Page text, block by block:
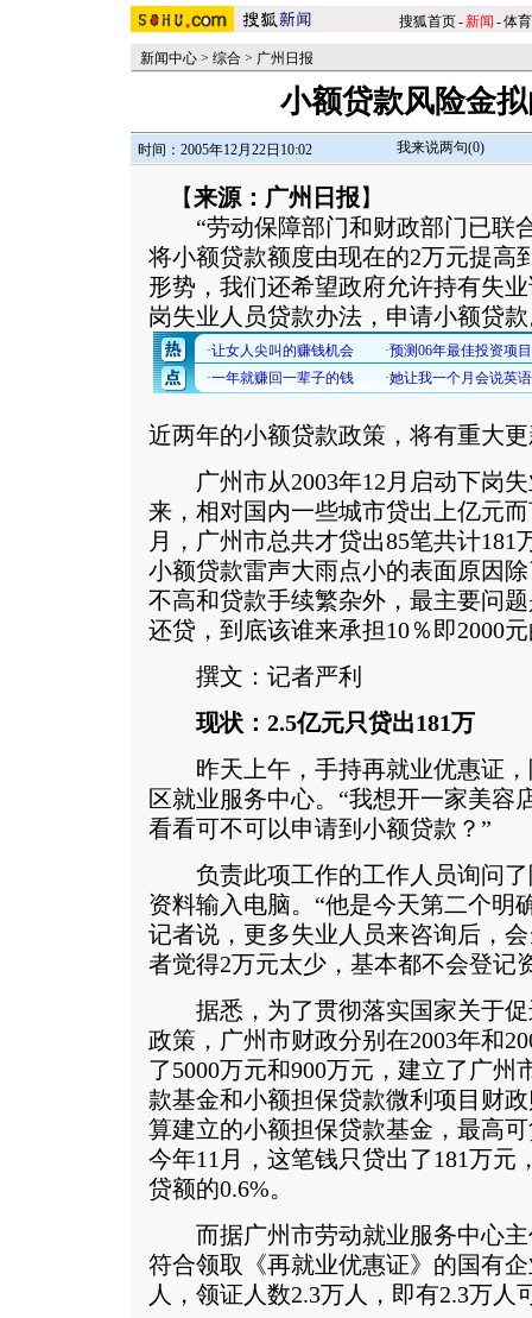
搜狐首页-新闻 -体育
新闻中心 > 综合 > 广州日报
小额贷款风险金
时间：2005年12月22日10:02 我来说两句(0)
【来源：广州日报 】
“劳动保障部门和财政部门已联
将小额贷款额度由现在的2万元提高
形势，我们还希望政府允许持有失
岗失业人员贷款办法，申请小额贷
近两年的小额贷款政策，将有重大
广州市从2003年12月启动下岗失
来，相对国内一些城市贷出上亿元
月，广州市总共才贷出85笔共计
小额贷款雷声大雨点小的表面原因
不高和贷款手续繁杂外，最主要问
还贷，到底该谁来承担10％即2000
撰文：记者严利
现状：2.5亿元只贷出181万
昨天上午，手持再就业优惠证，
区就业服务中心。“我想开一家美容
看看可不可以申请到小额贷款？”
负责此项工作的工作人员询问了
资料输入电脑。“他是今天第二个明
记者说，更多失业人员来咨询后，
者觉得2万元太少，基本都不会登记
据悉，为了贯彻落实国家关于促
政策，广州市财政分别在2003年和
了5000万元和900万元，建立了广州
款基金和小额担保贷款微利项目财
算建立的小额担保贷款基金，最高
今年11月，这笔钱只贷出了181万元
贷额的0.6%。
而据广州市劳动就业服务中心主
符合领取《再就业优惠证》的国有
人，领证人数2.3万人，即有2.3万人